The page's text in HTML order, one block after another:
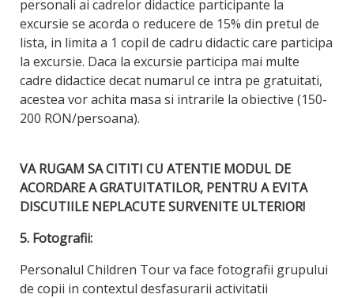
personali ai cadrelor didactice participante la
excursie se acorda o reducere de 15% din pretul de
lista, in limita a 1 copil de cadru didactic care participa
la excursie. Daca la excursie participa mai multe
cadre didactice decat numarul ce intra pe gratuitati,
acestea vor achita masa si intrarile la obiective (150-
200 RON/persoana).
VA RUGAM SA CITITI CU ATENTIE MODUL DE
ACORDARE A GRATUITATILOR, PENTRU A EVITA
DISCUTIILE NEPLACUTE SURVENITE ULTERIOR!
5. Fotografii:
Personalul Children Tour va face fotografii grupului
de copii in contextul desfasurarii activitatii